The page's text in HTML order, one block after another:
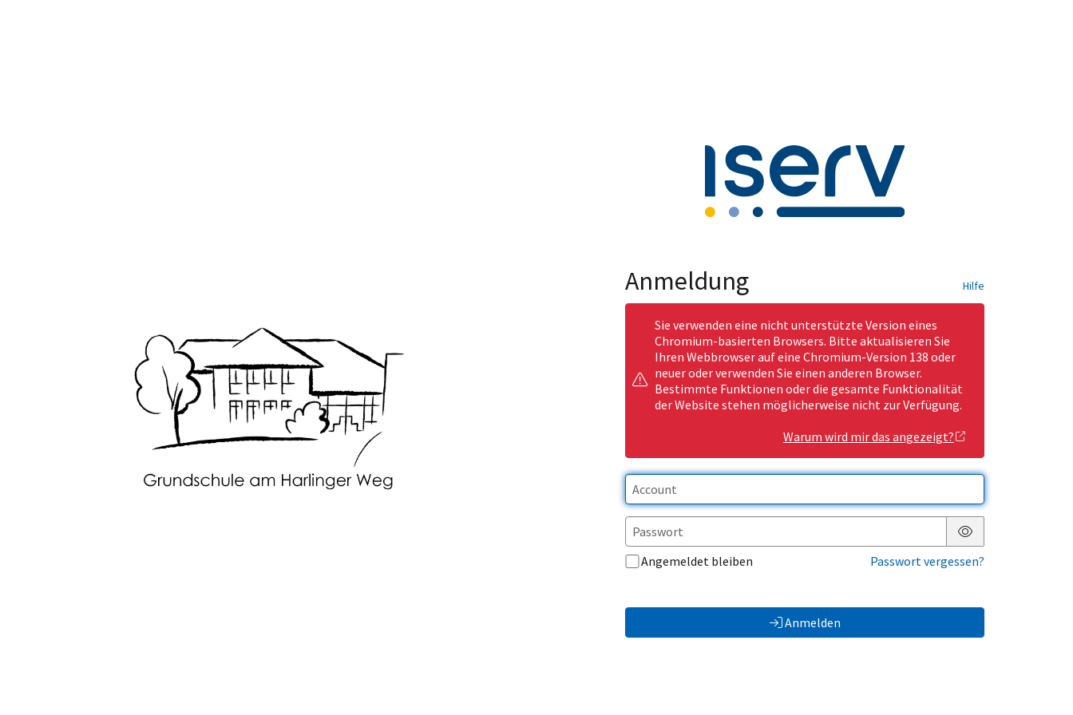
Anmeldung Hilfe
Sie verwenden eine nicht unterstützte Version eines
Chromium-basierten Browsers. Bitte aktualisieren Sie
Ihren Webbrowser auf eine Chromium-Version 138 oder
neuer oder verwenden Sie einen anderen Browser.
Bestimmte Funktionen oder die gesamte Funktionalität
der Website stehen möglicherweise nicht zur Verfügung.
Warum wird mir das angezeigt?
Passwort anzeigen
Angemeldet bleiben
Passwort vergessen?
Anmelden